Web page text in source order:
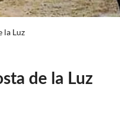
la Luz
de la Luz